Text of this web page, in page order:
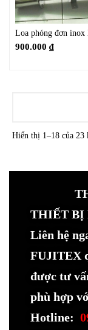
Loa phóng đơn inox
900.000 ₫
Hiển thị 1–18 của 23
THIẾT BỊ
Liên hệ
FUJITEX
được tư
phù hợp
Hotline: